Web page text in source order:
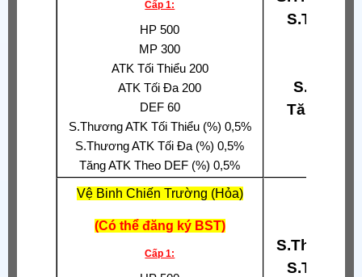
Cấp 1:
HP 500
MP 300
ATK Tối Thiểu 200
ATK Tối Đa 200
DEF 60
S.Thương ATK Tối Thiểu (%) 0,5%
S.Thương ATK Tối Đa (%) 0,5%
Tăng ATK Theo DEF (%) 0,5%
Tăng
Vệ Binh Chiến Trường (Hỏa)
(Có thể đăng ký BST)
Cấp 1:
S.Thương